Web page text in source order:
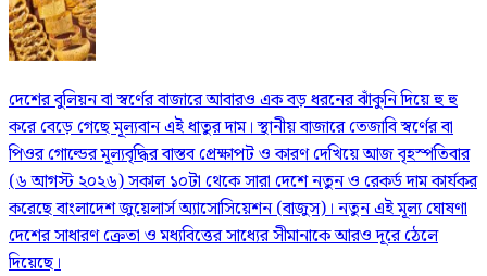
দেশের বুলিয়ন বা স্বর্ণের বাজারে আবারও এক বড় ধরনের ঝাঁকুনি দিয়ে হু হু
করে বেড়ে গেছে মূল্যবান এই ধাতুর দাম। স্থানীয় বাজারে তেজাবি স্বর্ণের বা
পিওর গোল্ডের মূল্যবৃদ্ধির বাস্তব প্রেক্ষাপট ও কারণ দেখিয়ে আজ বৃহস্পতিবার
(৬ আগস্ট ২০২৬) সকাল ১০টা থেকে সারা দেশে নতুন ও রেকর্ড দাম কার্যকর
করেছে বাংলাদেশ জুয়েলার্স অ্যাসোসিয়েশন (বাজুস)। নতুন এই মূল্য ঘোষণা
দেশের সাধারণ ক্রেতা ও মধ্যবিত্তের সাধ্যের সীমানাকে আরও দূরে ঠেলে
দিয়েছে।